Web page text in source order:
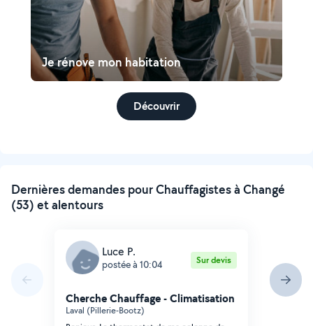
Je rénove mon habitation
Découvrir
Dernières demandes pour Chauffagistes à Changé
(53) et alentours
Luce P.
postée à 10:04 Sur devis
Cherche Chauffage - Climatisation
Laval (Pillerie-Bootz)